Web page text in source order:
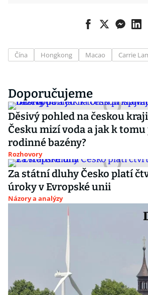
Čína Hongkong Macao Carrie
Doporučujeme
Děsivý pohled na českou
Česku mizí voda a jak k
rodinné bazény?
Rozhovory
Za státní dluhy Česko platí
úroky v Evropské unii
Názory a analýzy